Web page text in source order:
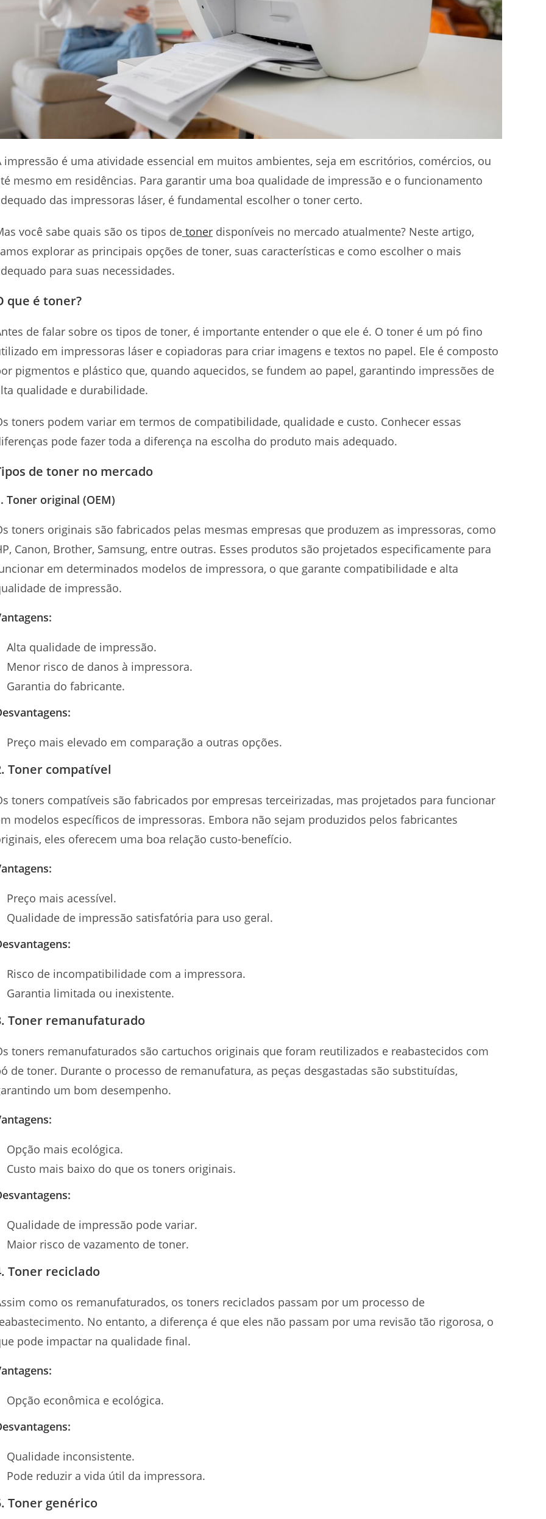
impressão é uma atividade essencial em muitos ambientes, seja em escritórios, comércios, ou
mesmo em residências. Para garantir uma boa qualidade de impressão e o funcionamento
das impressoras láser, é fundamental escolher o toner certo.
você sabe quais são os tipos de toner disponíveis no mercado atualmente? Neste artigo,
explorar as principais opções de toner, suas características e como escolher o mais
para suas necessidades.
que é toner?
de falar sobre os tipos de toner, é importante entender o que ele é. O toner é um pó fino
em impressoras láser e copiadoras para criar imagens e textos no papel. Ele é composto
pigmentos e plástico que, quando aquecidos, se fundem ao papel, garantindo impressões de
qualidade e durabilidade.
toners podem variar em termos de compatibilidade, qualidade e custo. Conhecer essas
pode fazer toda a diferença na escolha do produto mais adequado.
de toner no mercado
Toner original (OEM)
toners originais são fabricados pelas mesmas empresas que produzem as impressoras, como
Canon, Brother, Samsung, entre outras. Esses produtos são projetados especificamente para
em determinados modelos de impressora, o que garante compatibilidade e alta
de impressão.
Alta qualidade de impressão.
Menor risco de danos à impressora.
Garantia do fabricante.
Preço mais elevado em comparação a outras opções.
Toner compatível
toners compatíveis são fabricados por empresas terceirizadas, mas projetados para funcionar
modelos específicos de impressoras. Embora não sejam produzidos pelos fabricantes
eles oferecem uma boa relação custo-benefício.
Preço mais acessível.
Qualidade de impressão satisfatória para uso geral.
Risco de incompatibilidade com a impressora.
Garantia limitada ou inexistente.
Toner remanufaturado
toners remanufaturados são cartuchos originais que foram reutilizados e reabastecidos com
de toner. Durante o processo de remanufatura, as peças desgastadas são substituídas,
um bom desempenho.
Opção mais ecológica.
Custo mais baixo do que os toners originais.
Qualidade de impressão pode variar.
Maior risco de vazamento de toner.
Toner reciclado
como os remanufaturados, os toners reciclados passam por um processo de
No entanto, a diferença é que eles não passam por uma revisão tão rigorosa, o
pode impactar na qualidade final.
Opção econômica e ecológica.
Qualidade inconsistente.
Pode reduzir a vida útil da impressora.
Toner genérico